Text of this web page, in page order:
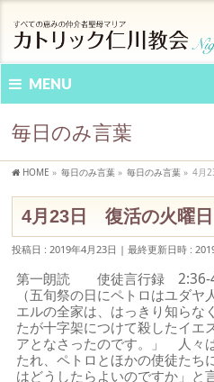
MENU
毎日のみ言葉
HOME » 毎日のみ言葉 » 毎日のみ言葉 » 4月
4月23日 復活の火曜日
投稿日 : 2019年4月23日 最終更新日時 :
第一朗読 使徒言行録 2:36-
（五旬祭の日にペトロはユダ
エルの全家は、はっきり知らな
たが十字架につけて殺したイエ
アとなさったのです。」 人々
たれ、ペトロとほかの使徒たち
はどうしたらよいのですか」と